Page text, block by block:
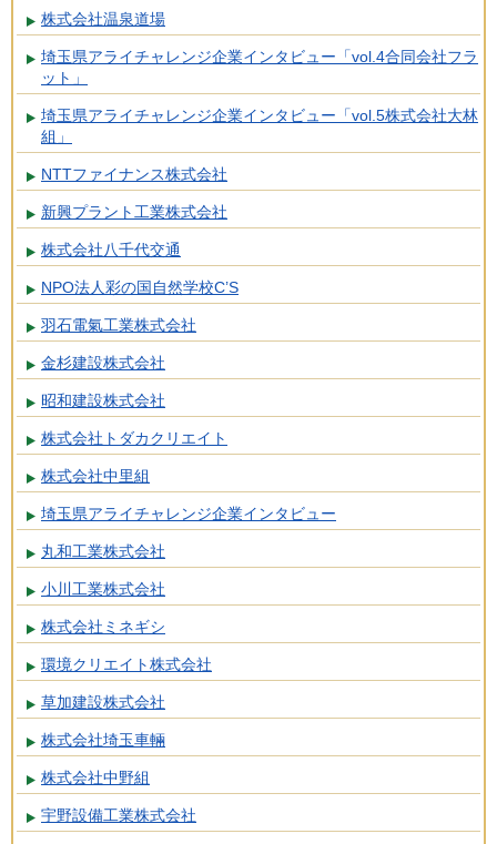
株式会社温泉道場
埼玉県アライチャレンジ企業インタビュー「vol.4合同会社フラ
ット」
埼玉県アライチャレンジ企業インタビュー「vol.5株式会社大林
組」
NTTファイナンス株式会社
新興プラント工業株式会社
株式会社八千代交通
NPO法人彩の国自然学校C’S
羽石電氣工業株式会社
金杉建設株式会社
昭和建設株式会社
株式会社トダカクリエイト
株式会社中里組
埼玉県アライチャレンジ企業インタビュー
丸和工業株式会社
小川工業株式会社
株式会社ミネギシ
環境クリエイト株式会社
草加建設株式会社
株式会社埼玉車輛
株式会社中野組
宇野設備工業株式会社